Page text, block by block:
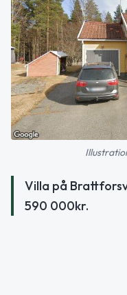
Villa på
590 000kr.